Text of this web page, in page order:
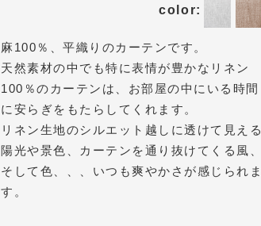
color:
麻100％、平織りのカーテンです。
天然素材の中でも特に表情が豊かなリネン
100％のカーテンは、お部屋の中にいる時間
に安らぎをもたらしてくれます。
リネン生地のシルエット越しに透けて見える
陽光や景色、カーテンを通り抜けてくる風、
そして色、、、いつも爽やかさが感じられま
す。